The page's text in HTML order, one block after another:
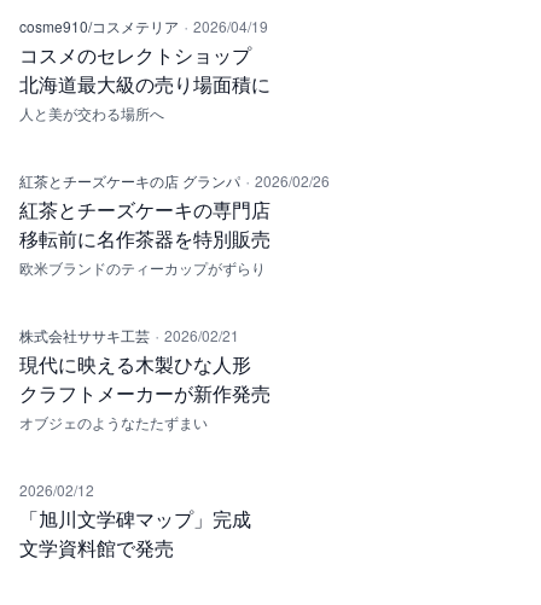
cosme910/コスメテリア · 2026/04/19
コスメのセレクトショップ
北海道最大級の売り場面積に
人と美が交わる場所へ
紅茶とチーズケーキの店 グランパ · 2026/02/26
紅茶とチーズケーキの専門店
移転前に名作茶器を特別販売
欧米ブランドのティーカップがずらり
株式会社ササキ工芸 · 2026/02/21
現代に映える木製ひな人形
クラフトメーカーが新作発売
オブジェのようなたたずまい
2026/02/12
「旭川文学碑マップ」完成
文学資料館で発売